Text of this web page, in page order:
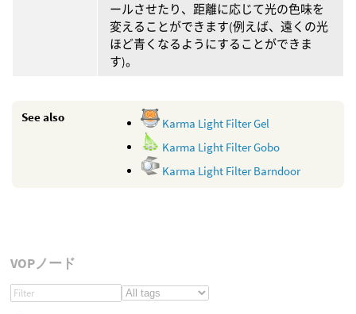
ールさせたり、距離に応じて光の色味を
変えることができます(例えば、遠くの光
ほど青くなるようにすることができま
す)。
See also
Karma Light Filter Gel
Karma Light Filter Gobo
Karma Light Filter Barndoor
VOPノード